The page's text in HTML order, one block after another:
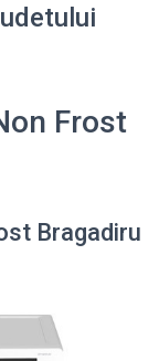
Frost
Bragadiru